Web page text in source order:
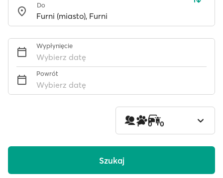
Do
Wypłynięcie
Wybierz datę
Powrót
Wybierz datę
1 0 0
Szukaj